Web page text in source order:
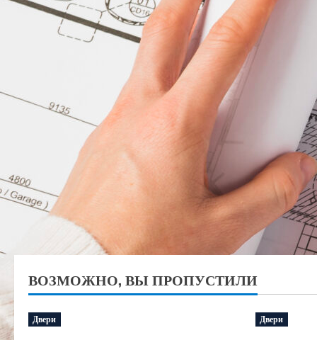
ВОЗМОЖНО, ВЫ ПРОПУСТИЛИ
Двери Двери